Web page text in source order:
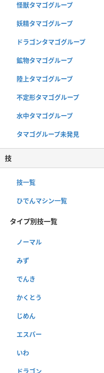
怪獣タマゴグループ
妖精タマゴグループ
ドラゴンタマゴグループ
鉱物タマゴグループ
陸上タマゴグループ
不定形タマゴグループ
水中タマゴグループ
タマゴグループ未発見
技
技一覧
ひでんマシン一覧
タイプ別技一覧
ノーマル
みず
でんき
かくとう
じめん
エスパー
いわ
ドラゴン